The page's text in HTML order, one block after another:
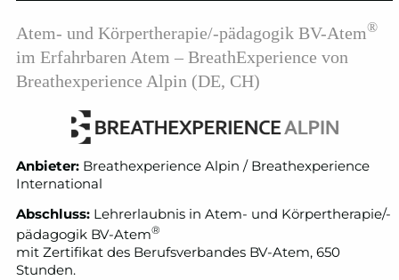
Atem- und Körpertherapie/-pädagogik BV-Atem®
im Erfahrbaren Atem – BreathExperience von
Breathexperience Alpin (DE, CH)
Anbieter: Breathexperience Alpin / Breathexperience
International
Abschluss: Lehrerlaubnis in Atem- und Körpertherapie/-
pädagogik BV-Atem®
mit Zertifikat des Berufsverbandes BV-Atem, 650
Stunden.